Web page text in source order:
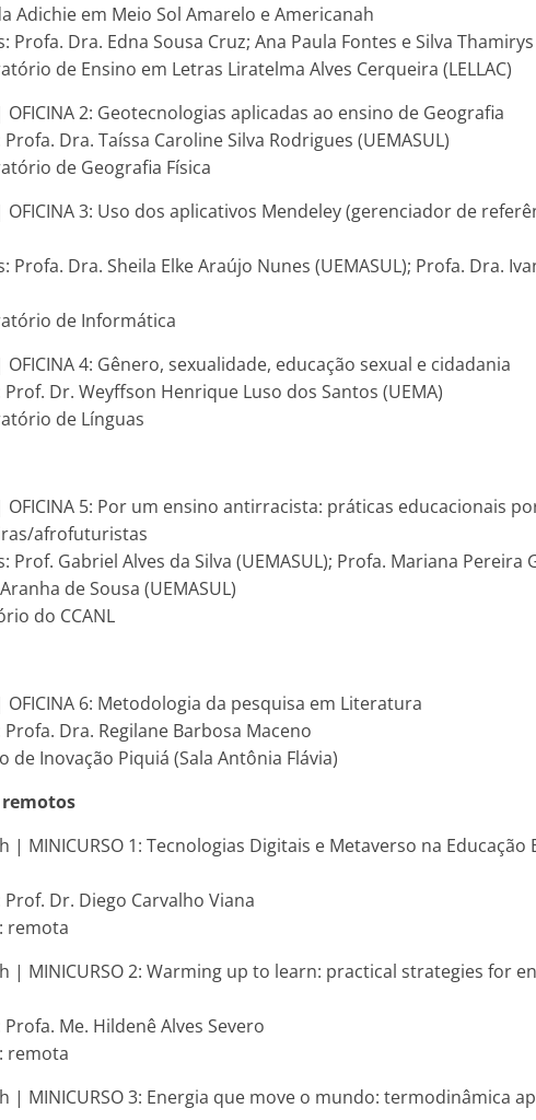
Adichie em Meio Sol Amarelo e Americanah
Profa. Dra. Edna Sousa Cruz; Ana Paula Fontes e Silva Thamirys
de Ensino em Letras Liratelma Alves Cerqueira (LELLAC)
OFICINA 2: Geotecnologias aplicadas ao ensino de Geografia
Dra. Taíssa Caroline Silva Rodrigues (UEMASUL)
de Geografia Física
OFICINA 3: Uso dos aplicativos Mendeley (gerenciador de
Profa. Dra. Sheila Elke Araújo Nunes (UEMASUL); Profa. Dra.
de Informática
4: Gênero, sexualidade, educação sexual e cidadania
Dr. Weyffson Henrique Luso dos Santos (UEMA)
de Línguas
OFICINA 5: Por um ensino antirracista: práticas educacionais
afrofuturistas
Prof. Gabriel Alves da Silva (UEMASUL); Profa. Mariana Pereira
de Sousa (UEMASUL)
do CCANL
OFICINA 6: Metodologia da pesquisa em Literatura
Dra. Regilane Barbosa Maceno
de Inovação Piquiá (Sala Antônia Flávia)
| MINICURSO 1: Tecnologias Digitais e Metaverso na
Dr. Diego Carvalho Viana
remota
| MINICURSO 2: Warming up to learn: practical strategies for
Me. Hildenê Alves Severo
remota
| MINICURSO 3: Energia que move o mundo: termodinâmica